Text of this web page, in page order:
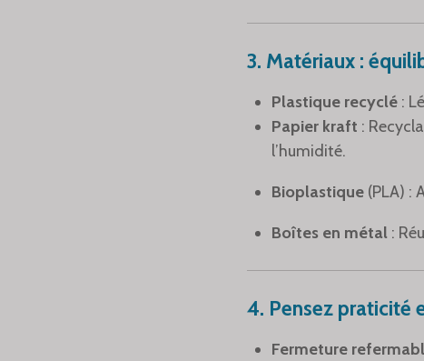
3. Matériaux :
Plastique recyclé :
Papier kraft :
l’humidité.
Bioplastique (PLA) :
Boîtes en métal :
4. Pensez praticité
Fermeture